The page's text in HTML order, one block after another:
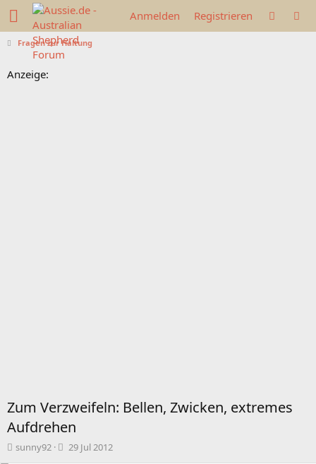
Anmelden Registrieren
Fragen zur Haltung
Anzeige:
Zum Verzweifeln: Bellen, Zwicken, extremes
Aufdrehen
T
sunny92
B
29 Jul 2012